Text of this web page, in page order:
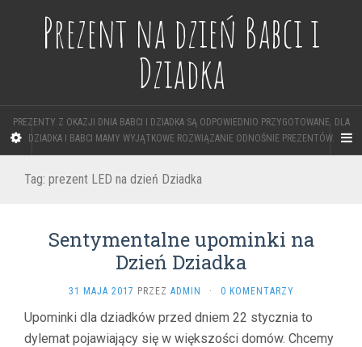
Prezent na dzień Babci i
Dziadka
PREZENTY Z OKAZJI DNIA BABCI I DZIADKA SĄ ODPOWIEDNIO PRZYGOTOWANE. DLA
DZIADKA I BABCI MAMY WYJĄTKOWE ROZWIĄZANIE ODNOŚNIE PREZENTÓW.
Tag: prezent LED na dzień Dziadka
Sentymentalne upominki na
Dzień Dziadka
31 MAJA 2017 PRZEZ ADMIN · 0 KOMENTARZY
Upominki dla dziadków przed dniem 22 stycznia to
dylemat pojawiający się w większości domów. Chcemy